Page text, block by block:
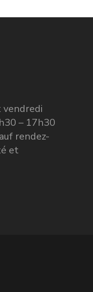
vendredi
– 17h30
rendez-
et